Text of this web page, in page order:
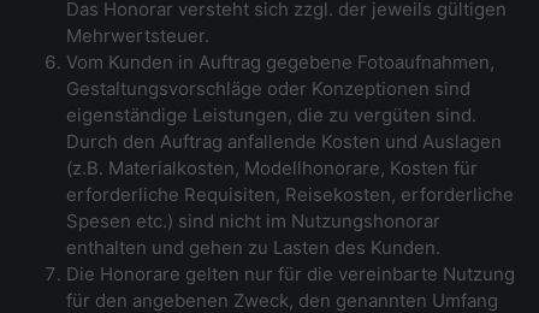
Das Honorar versteht sich zzgl. der jeweils gültigen
Mehrwertsteuer.
Vom Kunden in Auftrag gegebene Fotoaufnahmen,
Gestaltungsvorschläge oder Konzeptionen sind
eigenständige Leistungen, die zu vergüten sind.
Durch den Auftrag anfallende Kosten und Auslagen
(z.B. Materialkosten, Modellhonorare, Kosten für
erforderliche Requisiten, Reisekosten, erforderliche
Spesen etc.) sind nicht im Nutzungshonorar
enthalten und gehen zu Lasten des Kunden.
Die Honorare gelten nur für die vereinbarte Nutzung
für den angebenen Zweck, den genannten Umfang